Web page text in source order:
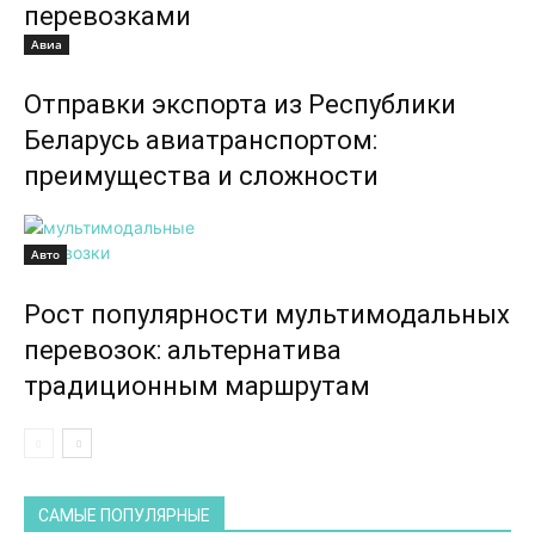
перевозками
Авиа
Отправки экспорта из Республики
Беларусь авиатранспортом:
преимущества и сложности
Авто
Рост популярности мультимодальных
перевозок: альтернатива
традиционным маршрутам
САМЫЕ ПОПУЛЯРНЫЕ